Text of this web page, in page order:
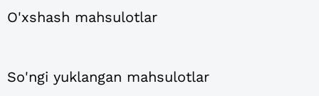
O'xshash mahsulotlar
So'ngi yuklangan mahsulotlar